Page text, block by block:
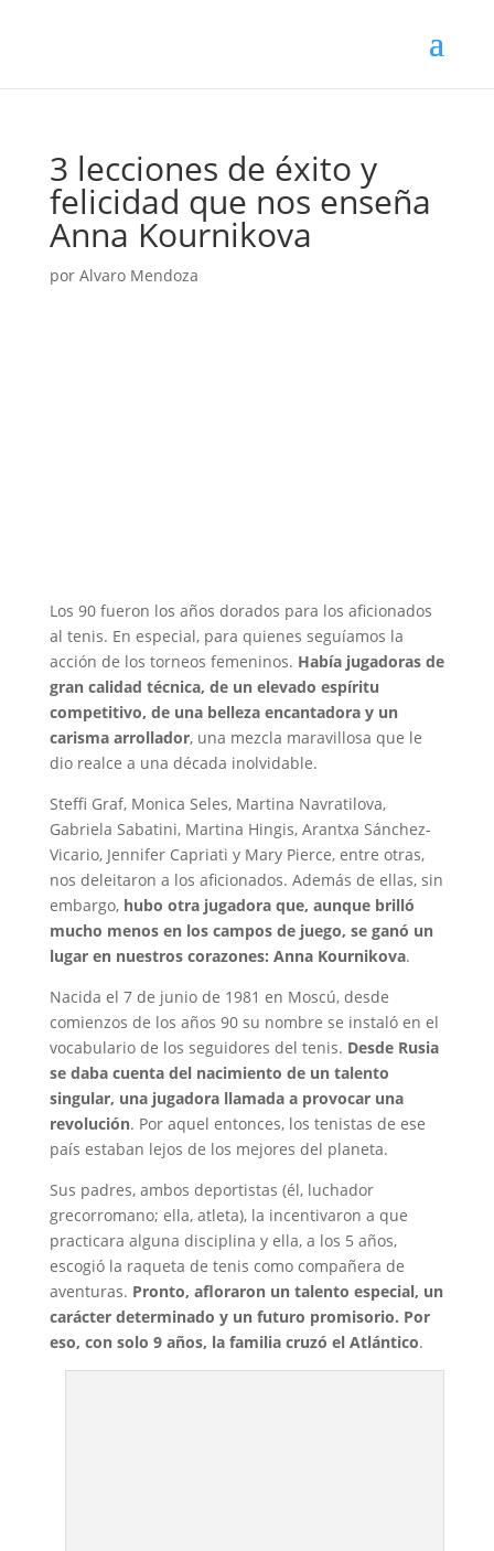
3 lecciones de éxito y
felicidad que nos enseña
Anna Kournikova
por Alvaro Mendoza
Los 90 fueron los años dorados para los aficionados
al tenis. En especial, para quienes seguíamos la
acción de los torneos femeninos. Había jugadoras de
gran calidad técnica, de un elevado espíritu
competitivo, de una belleza encantadora y un
carisma arrollador, una mezcla maravillosa que le
dio realce a una década inolvidable.
Steffi Graf, Monica Seles, Martina Navratilova,
Gabriela Sabatini, Martina Hingis, Arantxa Sánchez-
Vicario, Jennifer Capriati y Mary Pierce, entre otras,
nos deleitaron a los aficionados. Además de ellas, sin
embargo, hubo otra jugadora que, aunque brilló
mucho menos en los campos de juego, se ganó un
lugar en nuestros corazones: Anna Kournikova.
Nacida el 7 de junio de 1981 en Moscú, desde
comienzos de los años 90 su nombre se instaló en el
vocabulario de los seguidores del tenis. Desde Rusia
se daba cuenta del nacimiento de un talento
singular, una jugadora llamada a provocar una
revolución. Por aquel entonces, los tenistas de ese
país estaban lejos de los mejores del planeta.
Sus padres, ambos deportistas (él, luchador
grecorromano; ella, atleta), la incentivaron a que
practicara alguna disciplina y ella, a los 5 años,
escogió la raqueta de tenis como compañera de
aventuras. Pronto, afloraron un talento especial, un
carácter determinado y un futuro promisorio. Por
eso, con solo 9 años, la familia cruzó el Atlántico.